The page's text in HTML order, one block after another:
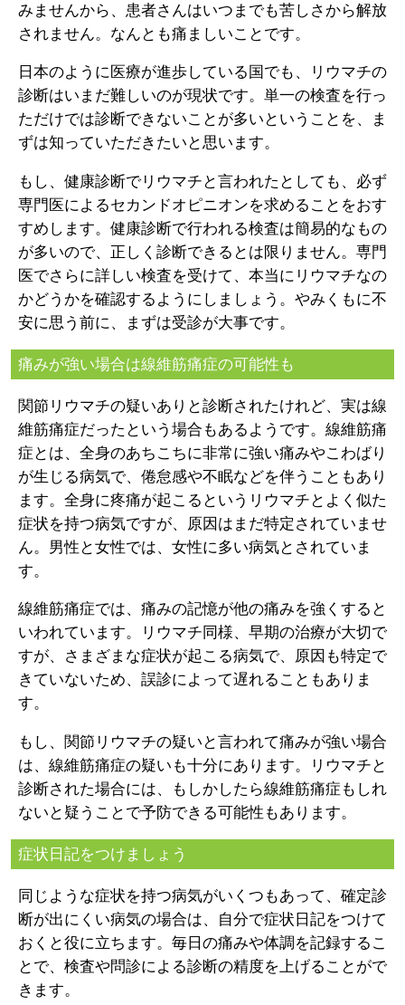
みませんから、患者さんはいつまでも苦しさから解放
されません。なんとも痛ましいことです。
日本のように医療が進歩している国でも、リウマチの
診断はいまだ難しいのが現状です。単一の検査を行っ
ただけでは診断できないことが多いということを、ま
ずは知っていただきたいと思います。
もし、健康診断でリウマチと言われたとしても、必ず
専門医によるセカンドオピニオンを求めることをおす
すめします。健康診断で行われる検査は簡易的なもの
が多いので、正しく診断できるとは限りません。専門
医でさらに詳しい検査を受けて、本当にリウマチなの
かどうかを確認するようにしましょう。やみくもに不
安に思う前に、まずは受診が大事です。
痛みが強い場合は線維筋痛症の可能性も
関節リウマチの疑いありと診断されたけれど、実は線
維筋痛症だったという場合もあるようです。線維筋痛
症とは、全身のあちこちに非常に強い痛みやこわばり
が生じる病気で、倦怠感や不眠などを伴うこともあり
ます。全身に疼痛が起こるというリウマチとよく似た
症状を持つ病気ですが、原因はまだ特定されていませ
ん。男性と女性では、女性に多い病気とされていま
す。
線維筋痛症では、痛みの記憶が他の痛みを強くすると
いわれています。リウマチ同様、早期の治療が大切で
すが、さまざまな症状が起こる病気で、原因も特定で
きていないため、誤診によって遅れることもありま
す。
もし、関節リウマチの疑いと言われて痛みが強い場合
は、線維筋痛症の疑いも十分にあります。リウマチと
診断された場合には、もしかしたら線維筋痛症もしれ
ないと疑うことで予防できる可能性もあります。
症状日記をつけましょう
同じような症状を持つ病気がいくつもあって、確定診
断が出にくい病気の場合は、自分で症状日記をつけて
おくと役に立ちます。毎日の痛みや体調を記録するこ
とで、検査や問診による診断の精度を上げることがで
きます。